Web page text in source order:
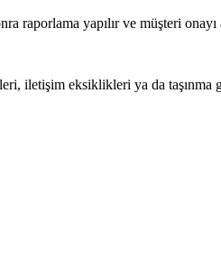
raporlama yapılır ve müşteri onayı
iletişim eksiklikleri ya da